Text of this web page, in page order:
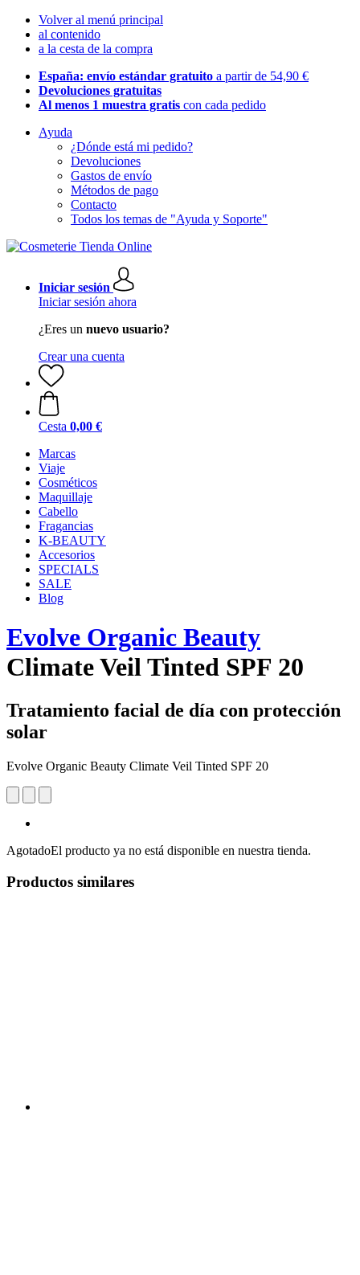
Volver al menú principal
al contenido
a la cesta de la compra
España: envío estándar gratuito a partir de 54,90 €
Devoluciones gratuitas
Al menos 1 muestra gratis con cada pedido
Ayuda
¿Dónde está mi pedido?
Devoluciones
Gastos de envío
Métodos de pago
Contacto
Todos los temas de "Ayuda y Soporte"
Iniciar sesión
Iniciar sesión ahora
¿Eres un nuevo usuario?
Crear una cuenta
Cesta 0,00 €
Marcas
Viaje
Cosméticos
Maquillaje
Cabello
Fragancias
K-BEAUTY
Accesorios
SPECIALS
SALE
Blog
Evolve Organic Beauty
Climate Veil Tinted SPF 20
Tratamiento facial de día con protección
solar
Evolve Organic Beauty Climate Veil Tinted SPF 20
AgotadoEl producto ya no está disponible en nuestra tienda.
Productos similares